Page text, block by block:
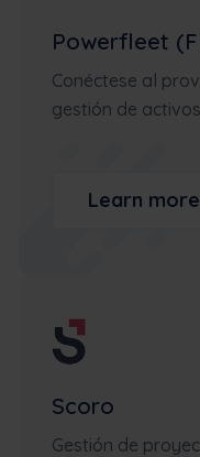
Powerfleet
Conéctese al
gestión de
Learn more
Scoro
Gestión de